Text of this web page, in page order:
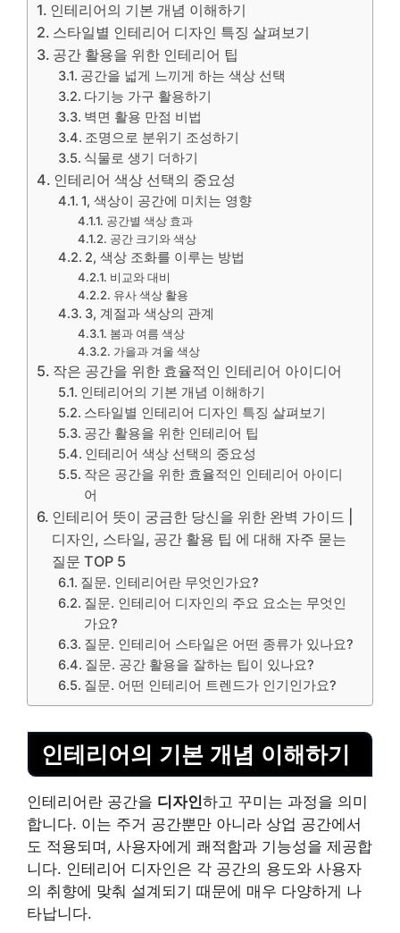
인테리어의 기본 개념 이해하기
스타일별 인테리어 디자인 특징 살펴보기
공간 활용을 위한 인테리어 팁
공간을 넓게 느끼게 하는 색상 선택
다기능 가구 활용하기
벽면 활용 만점 비법
조명으로 분위기 조성하기
식물로 생기 더하기
인테리어 색상 선택의 중요성
1, 색상이 공간에 미치는 영향
공간별 색상 효과
공간 크기와 색상
2, 색상 조화를 이루는 방법
비교와 대비
유사 색상 활용
3, 계절과 색상의 관계
봄과 여름 색상
가을과 겨울 색상
작은 공간을 위한 효율적인 인테리어 아이디어
인테리어의 기본 개념 이해하기
스타일별 인테리어 디자인 특징 살펴보기
공간 활용을 위한 인테리어 팁
인테리어 색상 선택의 중요성
작은 공간을 위한 효율적인 인테리어 아이디
어
인테리어 뜻이 궁금한 당신을 위한 완벽 가이드 |
디자인, 스타일, 공간 활용 팁 에 대해 자주 묻는
질문 TOP 5
질문. 인테리어란 무엇인가요?
질문. 인테리어 디자인의 주요 요소는 무엇인
가요?
질문. 인테리어 스타일은 어떤 종류가 있나요?
질문. 공간 활용을 잘하는 팁이 있나요?
질문. 어떤 인테리어 트렌드가 인기인가요?
인테리어의 기본 개념 이해하기
인테리어란 공간을 디자인하고 꾸미는 과정을 의미
합니다. 이는 주거 공간뿐만 아니라 상업 공간에서
도 적용되며, 사용자에게 쾌적함과 기능성을 제공합
니다. 인테리어 디자인은 각 공간의 용도와 사용자
의 취향에 맞춰 설계되기 때문에 매우 다양하게 나
타납니다.